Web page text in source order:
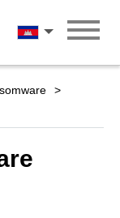
ភាសាខ្មែរ